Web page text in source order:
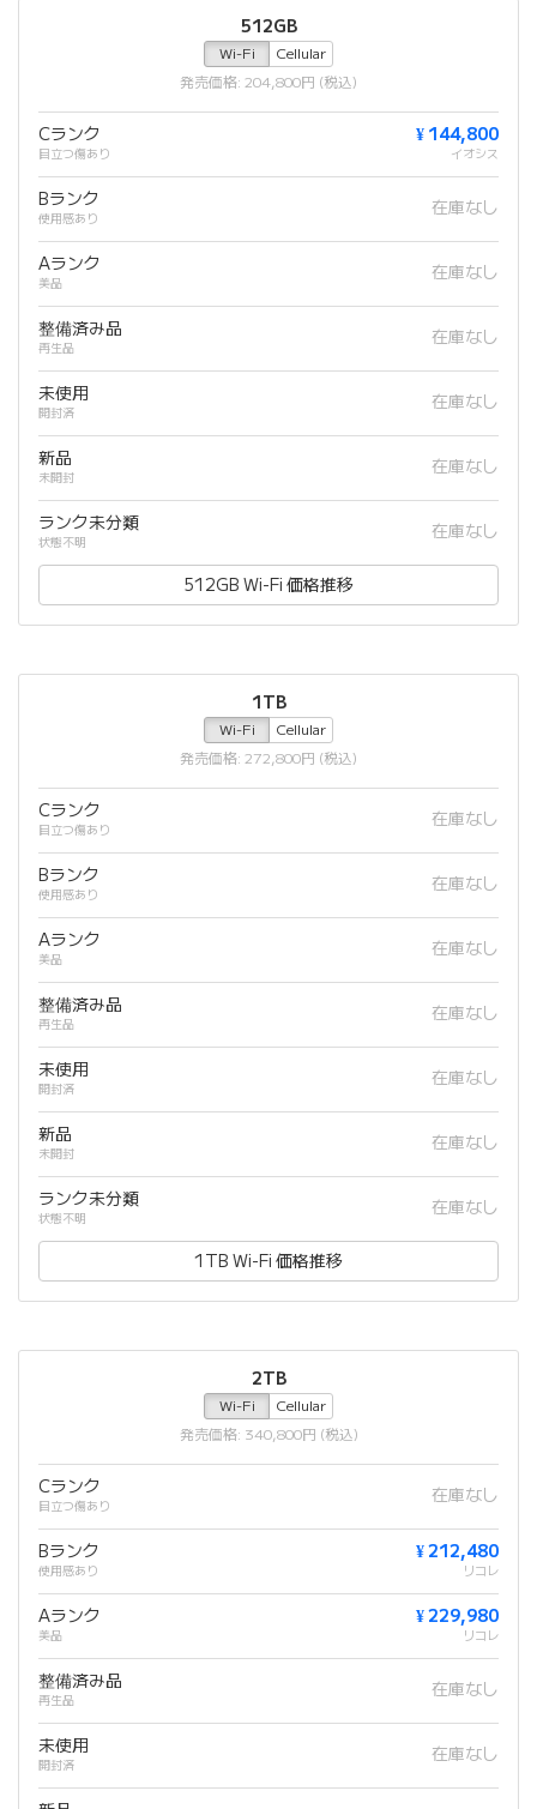
512GB
Wi-Fi
Cellular
発売価格: 204,800円 (税込)
Cランク
目立つ傷あり
¥ 144,800
イオシス
Bランク
使用感あり
在庫なし
Aランク
美品
在庫なし
整備済み品
再生品
在庫なし
未使用
開封済
在庫なし
新品
未開封
在庫なし
ランク未分類
状態不明
在庫なし
512GB Wi-Fi 価格推移
1TB
Wi-Fi
Cellular
発売価格: 272,800円 (税込)
Cランク
目立つ傷あり
在庫なし
Bランク
使用感あり
在庫なし
Aランク
美品
在庫なし
整備済み品
再生品
在庫なし
未使用
開封済
在庫なし
新品
未開封
在庫なし
ランク未分類
状態不明
在庫なし
1TB Wi-Fi 価格推移
2TB
Wi-Fi
Cellular
発売価格: 340,800円 (税込)
Cランク
目立つ傷あり
在庫なし
Bランク
使用感あり
¥ 212,480
リコレ
Aランク
美品
¥ 229,980
リコレ
整備済み品
再生品
在庫なし
未使用
開封済
在庫なし